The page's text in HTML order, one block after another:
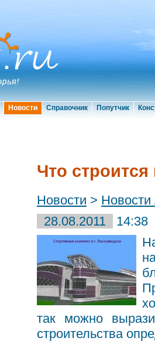
Новости Справочник Попутчик
Что
Новости > Новости
28.08.2011
14:38
так можно
строительства